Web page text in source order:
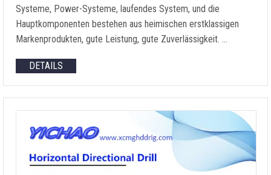
Systeme, Power-Systeme, laufendes System, und die
Hauptkomponenten bestehen aus heimischen erstklassigen
Markenprodukten, gute Leistung, gute Zuverlässigkeit. …
DETAILS